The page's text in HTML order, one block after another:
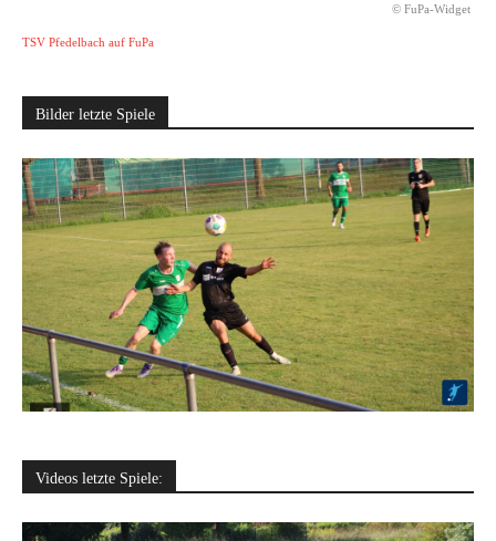
© FuPa-Widget
TSV Pfedelbach auf FuPa
Bilder letzte Spiele
Videos letzte Spiele: